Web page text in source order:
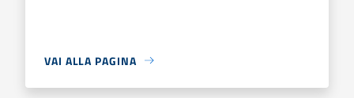
VAI ALLA PAGINA